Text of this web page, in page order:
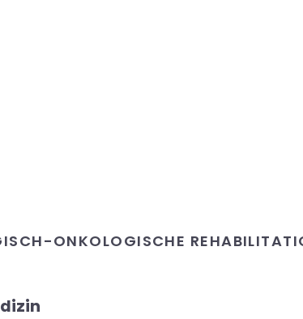
ONKOLOGISCHE